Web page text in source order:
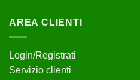
AREA CLIENTI
Login/Registrati
Servizio clienti